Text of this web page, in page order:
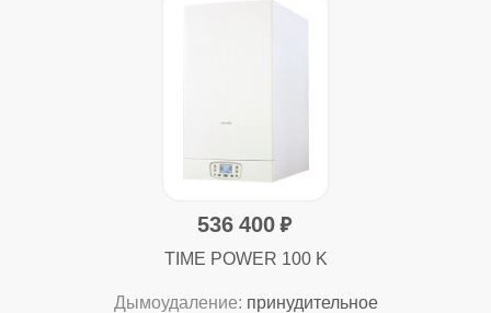
536 400
TIME POWER 100 K
Дымоудаление: принудительное